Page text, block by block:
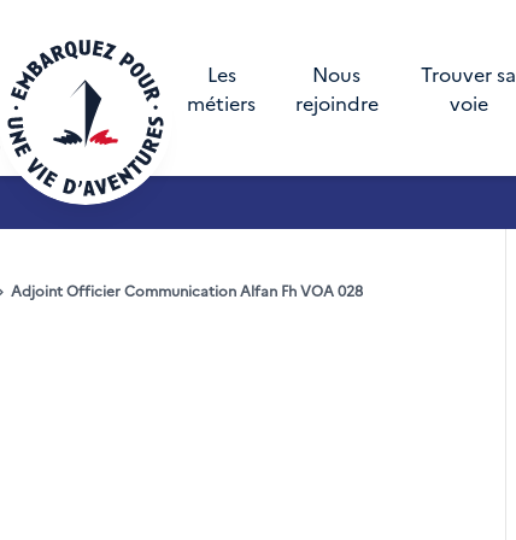
Les
métiers
Nous
rejoindre
Trouver sa
voie
Adjoint Officier Communication Alfan Fh VOA 028